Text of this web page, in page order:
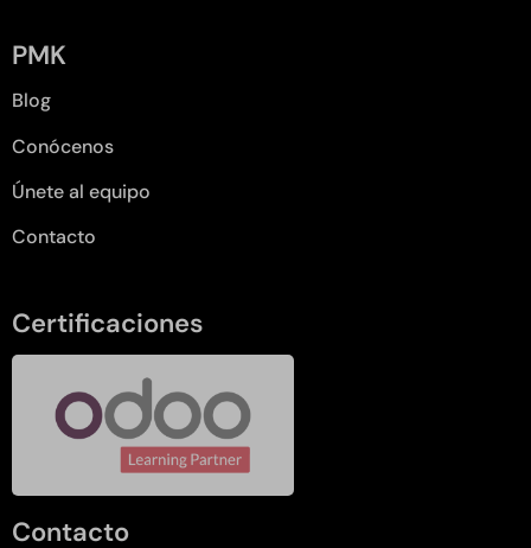
PMK
Blog
Conócenos
Únete al equipo
Contacto
Certificaciones
Contacto